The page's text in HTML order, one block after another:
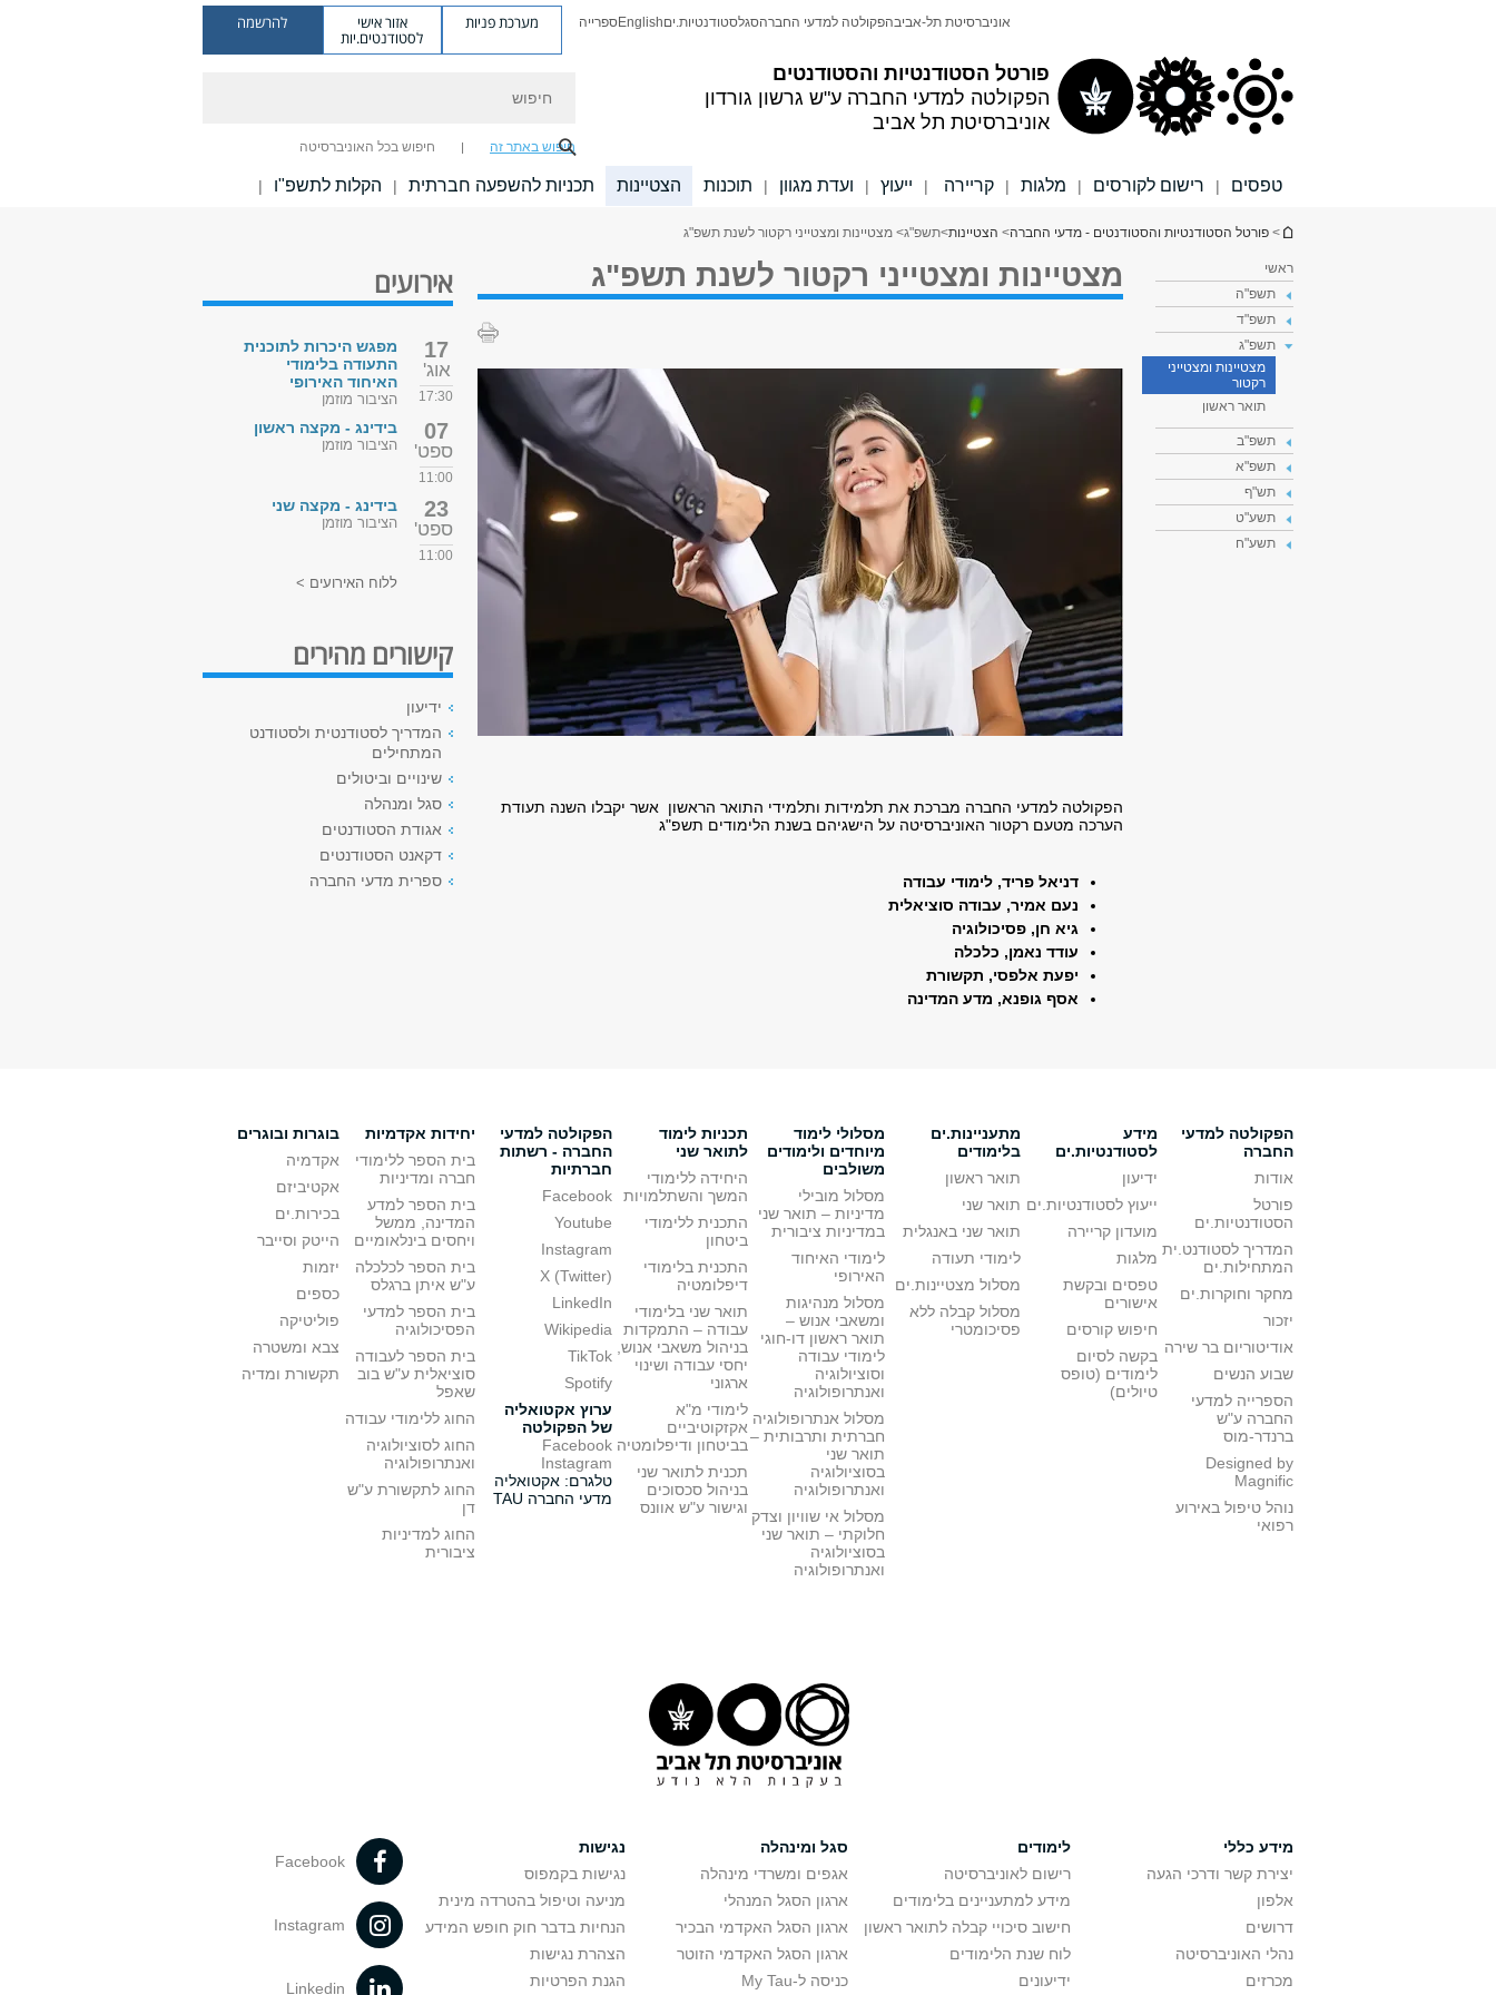
פורטל הסטודנטיות והסטודנטים
הפקולטה למדעי החברה ע"ש גרשון גורדון
אוניברסיטת תל אביב
אוניברסיטת תל-אביבהפקולטה למדעי החברהסגלסטודנטיות.יםEnglishספרייה מערכת פניות אזור אישי
לסטודנטים.יות
להרשמה
חיפוש באתר זה חיפוש בכל האוניברסיטה
טפסים | רישום לקורסים | מלגות | קריירה | ייעוץ | ועדת מגוון | תוכנות הצטיינות תכניות להשפעה חברתית | הקלות לתשפ"ו |
הינך נמצא כאן
> פורטל הסטודנטיות והסטודנטים - מדעי החברה> הצטיינות>תשפ"ג> מצטיינות ומצטייני רקטור לשנת תשפ"ג
ראשי
תשפ"ה
תשפ"ד
תשפ"ג
מצטיינות ומצטייני
רקטור
תואר ראשון
תשפ"ב
תשפ"א
תש"ף
תשע"ט
תשע"ח
מצטיינות ומצטייני רקטור לשנת תשפ"ג
הפקולטה למדעי החברה מברכת את תלמידות ותלמידי התואר הראשון אשר יקבלו השנה תעודת
הערכה מטעם רקטור האוניברסיטה על הישגיהם בשנת הלימודים תשפ"ג
דניאל פריד, לימודי עבודה
נעם אמיר, עבודה סוציאלית
גיא חן, פסיכולוגיה
עודד נאמן, כלכלה
יפעת אלפסי, תקשורת
אסף גופנא, מדע המדינה
אירועים
17
אוג'
17:30
מפגש היכרות לתוכנית
התעודה בלימודי
האיחוד האירופי
הציבור מוזמן
07
ספט'
11:00
בידינג - מקצה ראשון
הציבור מוזמן
23
ספט'
11:00
בידינג - מקצה שני
הציבור מוזמן
ללוח האירועים >
קישורים מהירים
ידיעון
המדריך לסטודנטית ולסטודנט
המתחילים
שינויים וביטולים
סגל ומנהלה
אגודת הסטודנטים
דקאנט הסטודנטים
ספרית מדעי החברה
הפקולטה למדעי
החברה
אודות
פורטל
הסטודנטיות.ים
המדריך לסטודנט.ית
המתחילות.ים
מחקר וחוקרות.ים
יזכור
אודיטוריום בר שירה
שבוע הנשים
הספרייה למדעי
החברה ע"ש
ברנדר-מוס
Designed by
Magnific
נוהל טיפול באירוע
רפואי
מידע
לסטודנטיות.ים
ידיעון
ייעוץ לסטודנטיות.ים
מועדון קריירה
מלגות
טפסים ובקשת
אישורים
חיפוש קורסים
בקשה לסיום
לימודים (טופס
טיולים)
מתעניינות.ים
בלימודים
תואר ראשון
תואר שני
תואר שני באנגלית
לימודי תעודה
מסלול מצטיינות.ים
מסלול קבלה ללא
פסיכומטרי
מסלולי לימוד
מיוחדים ולימודים
משולבים
מסלול מובילי
מדיניות – תואר שני
במדיניות ציבורית
לימודי האיחוד
האירופי
מסלול מנהיגות
ומשאבי אנוש –
תואר ראשון דו-חוגי
לימודי עבודה
וסוציולוגיה
ואנתרופולוגיה
מסלול אנתרופולוגיה
חברתית ותרבותית –
תואר שני
בסוציולוגיה
ואנתרופולוגיה
מסלול אי שוויון וצדק
חלוקתי – תואר שני
בסוציולוגיה
ואנתרופולוגיה
תכניות לימוד
לתואר שני
היחידה ללימודי
המשך והשתלמויות
התכנית ללימודי
ביטחון
התכנית בלימודי
דיפלומטיה
תואר שני בלימודי
עבודה – התמקדות
בניהול משאבי אנוש,
יחסי עבודה ושינוי
ארגוני
לימודי מ"א
אקזקוטיביים
בביטחון ודיפלומטיה
תכנית לתואר שני
בניהול סכסוכים
וגישור ע"ש אוונס
הפקולטה למדעי
החברה - רשתות
חברתיות
Facebook
Youtube
Instagram
X (Twitter)
LinkedIn
Wikipedia
TikTok
Spotify
ערוץ אקטואליה
של הפקולטה
Facebook
Instagram
טלגרם: אקטואליה
מדעי החברה TAU
יחידות אקדמיות
בית הספר ללימודי
חברה ומדיניות
בית הספר למדע
המדינה, ממשל
ויחסים בינלאומיים
בית הספר לכלכלה
ע"ש איתן ברגלס
בית הספר למדעי
הפסיכולוגיה
בית הספר לעבודה
סוציאלית ע"ש בוב
שאפל
החוג ללימודי עבודה
החוג לסוציולוגיה
ואנתרופולוגיה
החוג לתקשורת ע"ש
דן
החוג למדיניות
ציבורית
בוגרות ובוגרים
אקדמיה
אקטיביזם
בכירות.ים
הייטק וסייבר
יזמות
כספים
פוליטיקה
צבא ומשטרה
תקשורת ומדיה
מידע כללי
יצירת קשר ודרכי הגעה
אלפון
דרושים
נהלי האוניברסיטה
מכרזים
לימודים
רישום לאוניברסיטה
מידע למתעניינים בלימודים
חישוב סיכויי קבלה לתואר ראשון
לוח שנת הלימודים
ידיעונים
סגל ומינהלה
אגפים ומשרדי מינהלה
ארגון הסגל המנהלי
ארגון הסגל האקדמי הבכיר
ארגון הסגל האקדמי הזוטר
כניסה ל-My Tau
נגישות
נגישות בקמפוס
מניעה וטיפול בהטרדה מינית
הנחיות בדבר חוק חופש המידע
הצהרת נגישות
הגנת הפרטיות
Facebook
Instagram
Linkedin